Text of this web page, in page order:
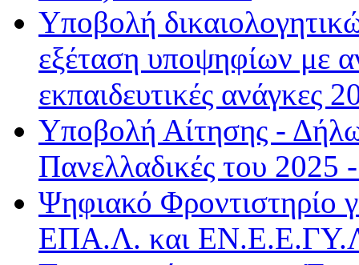
Υποβολή
εξέταση υποψηφίων με
εκπαιδευτικές ανάγκες
Υποβολή Αίτησης -
Πανελλαδικές του 2025
Ψηφιακό Φροντιστηρίο
ΕΠΑ.Λ. και